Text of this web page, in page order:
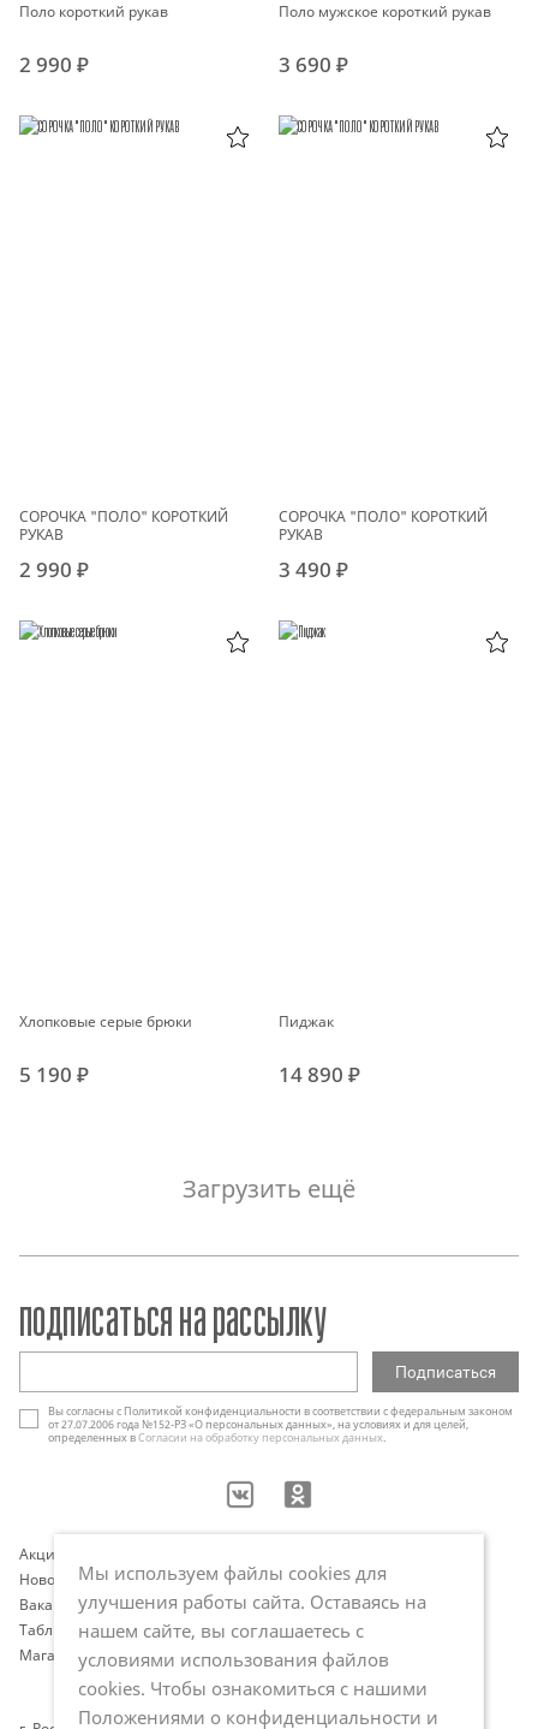
Поло короткий рукав
2 990 ₽
Поло мужское короткий рукав
3 690 ₽
СОРОЧКА "ПОЛО" КОРОТКИЙ
РУКАВ
2 990 ₽
СОРОЧКА "ПОЛО" КОРОТКИЙ
РУКАВ
3 490 ₽
Хлопковые серые брюки
5 190 ₽
Пиджак
14 890 ₽
Загрузить ещё
Акции
Новости
Вакансии
Таблица размеров
Магазины
Оплата и доставка
Программа лояльности
Публичная оферта
Политика обработки
персональных данных
подписаться на рассылку
Вы согласны с Политикой конфиденциальности в соответствии с федеральным законом
от 27.07.2006 года №152-РЗ «О персональных данных», на условиях и для целей,
определенных вСогласии на обработку персональных данных.
Мы используем файлы cookies для
улучшения работы сайта. Оставаясь на
нашем сайте, вы соглашаетесь с
условиями использования файлов
cookies. Чтобы ознакомиться с нашими
Положениями о конфиденциальности и